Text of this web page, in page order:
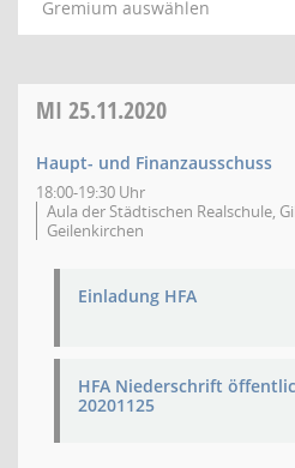
Gremium auswählen
MI 25.11.2020
Haupt- und Finanzausschuss
18:00-19:30 Uhr
Aula der Städtischen Realschule,
Geilenkirchen
Einladung HFA
HFA Niederschrift
20201125